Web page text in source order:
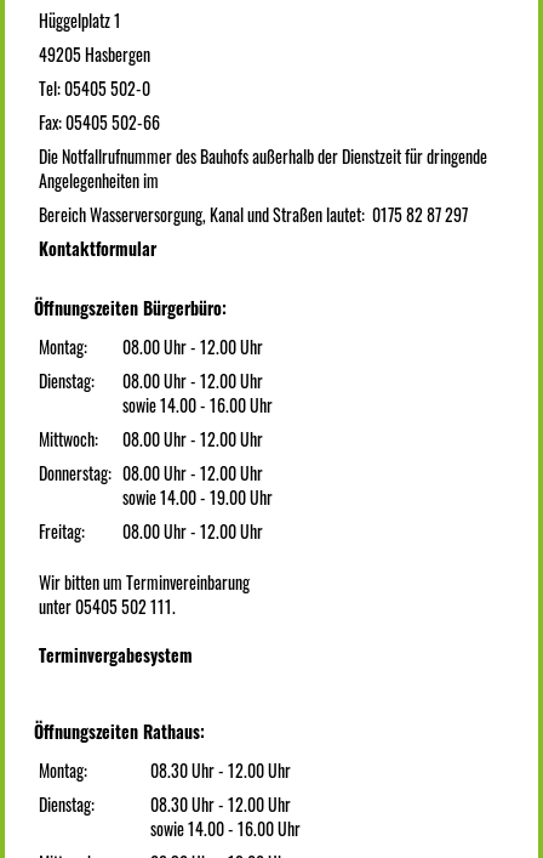
Hüggelplatz 1
49205 Hasbergen
Tel: 05405 502-0
Fax: 05405 502-66
Die Notfallrufnummer des Bauhofs außerhalb der Dienstzeit für dringende
Angelegenheiten im
Bereich Wasserversorgung, Kanal und Straßen lautet: 0175 82 87 297
Kontaktformular
Öffnungszeiten Bürgerbüro:
Montag:
08.00 Uhr - 12.00 Uhr
Dienstag:
08.00 Uhr - 12.00 Uhr
sowie 14.00 - 16.00 Uhr
Mittwoch:
08.00 Uhr - 12.00 Uhr
Donnerstag: 08.00 Uhr - 12.00 Uhr
sowie 14.00 - 19.00 Uhr
Freitag:
08.00 Uhr - 12.00 Uhr
Wir bitten um Terminvereinbarung
unter 05405 502 111.
Terminvergabesystem
Öffnungszeiten Rathaus:
Montag:
08.30 Uhr - 12.00 Uhr
Dienstag:
08.30 Uhr - 12.00 Uhr
sowie 14.00 - 16.00 Uhr